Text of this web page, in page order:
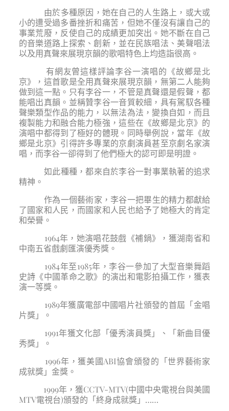
由於多種原因，她在自己的人生路上，或大或
小的遭受過多番挫折和痛苦，但她不僅沒有讓自己的
事業荒廢，反使自己的成績更加突出。她不斷在自己
的音樂道路上探索、創新，並在民族唱法、美聲唱法
以及用真聲來展現京韻的歌唱特色上均造詣很高。
有網友曾這樣評論李谷一演唱的《故鄉是北
京》，這首歌是全用真聲來展現京韻，無第二人能夠
做到這一點。只有李谷一，不管是真聲還是假聲，都
能唱出真韻。並稱贊李谷一音質較細，具有駕馭各種
聲樂類型作品的能力，以無法為法，變換自如，而且
複製能力和融合能力極強，這些在《故鄉是北京》的
演唱中都得到了極好的體現。同時舉例說，當年《故
鄉是北京》引得許多專業的京劇演員甚至京劇名家演
唱，而李谷一卻得到了他們極大的認可即是明證。
如此種種，都來自於李谷一對事業執著的追求
精神。
作為一個藝術家，李谷一把畢生的精力都獻給
了國家和人民，而國家和人民也給予了她極大的肯定
和榮譽。
1964年，她演唱花鼓戲《補鍋》，獲湖南省和
中南五省戲劇匯演優秀獎。
1984年至1985年，李谷一參加了大型音樂舞蹈
史詩《中國革命之歌》的演出和電影拍攝工作，獲表
演一等獎。
1989年獲廣電部中國唱片社頒發的首屆「金唱
片獎」。
1991年獲文化部「優秀演員獎」、「新曲目優
秀獎」。
1996年，獲美國ABI協會頒發的「世界藝術家
成就獎」金獎。
1999年，獲CCTV-MTV(中國中央電視台與美國
MTV電視台)頒發的「終身成就獎」……